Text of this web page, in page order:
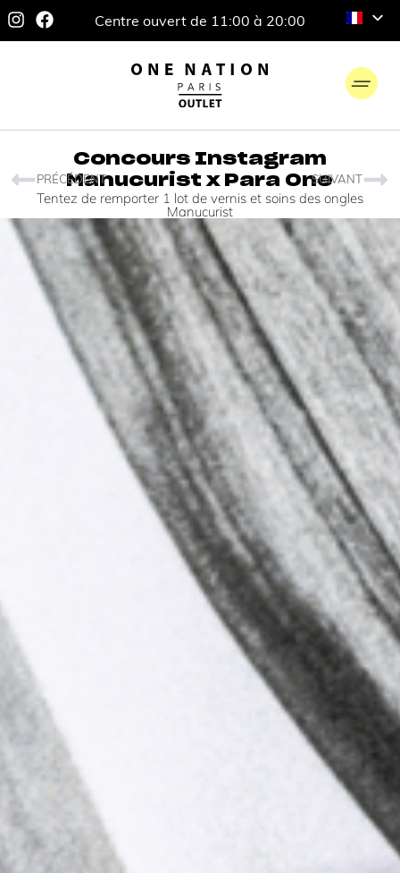
Centre ouvert de 11:00 à 20:00
Concours Instagram
Manucurist x Para One
Tentez de remporter 1 lot de vernis et soins des ongles
Manucurist
PRÉCÉDENT SUIVANT